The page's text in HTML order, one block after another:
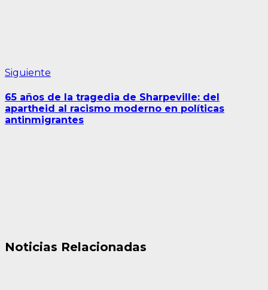
Siguiente
65 años de la tragedia de Sharpeville: del
apartheid al racismo moderno en políticas
antinmigrantes
Noticias Relacionadas